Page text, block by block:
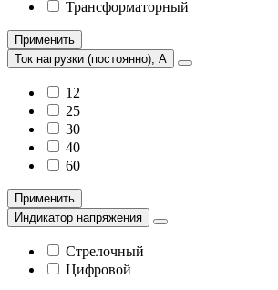
Трансформаторный
Применить
Ток нагрузки (постоянно), А
12
25
30
40
60
Применить
Индикатор напряжения
Стрелочный
Цифровой